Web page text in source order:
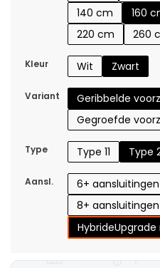
140 cm
160
220 cm
260
Kleur Wit Zwart
Variant Geribbelde
Gegroefde
Type Type 11 Type
Aansl.
6+ aansluitingen
8+ aansluitingen
HybrideUpgrade